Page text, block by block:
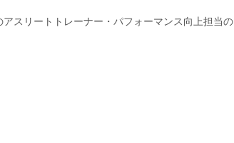
スリートトレーナー・パフォーマンス向上担当の